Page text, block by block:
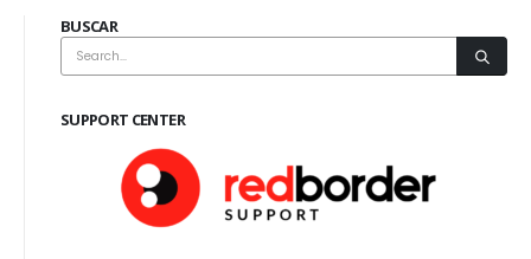
BUSCAR
SUPPORT CENTER